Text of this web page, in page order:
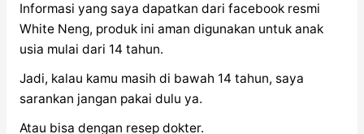
Informasi yang saya dapatkan dari facebook resmi
White Neng, produk ini aman digunakan untuk anak
usia mulai dari 14 tahun.
Jadi, kalau kamu masih di bawah 14 tahun, saya
sarankan jangan pakai dulu ya.
Atau bisa dengan resep dokter.